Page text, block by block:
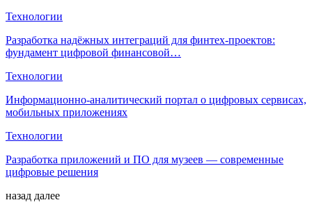
Технологии
Разработка надёжных интеграций для финтех-проектов:
фундамент цифровой финансовой…
Технологии
Информационно-аналитический портал о цифровых сервисах,
мобильных приложениях
Технологии
Разработка приложений и ПО для музеев — современные
цифровые решения
назад далее